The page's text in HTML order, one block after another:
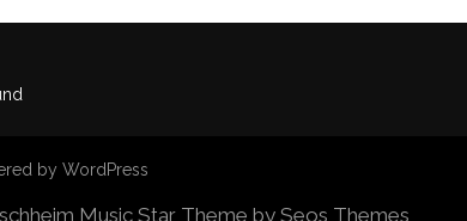
by WordPress
Music Star Theme by Seos Themes